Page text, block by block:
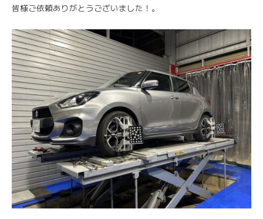
皆様ご依頼ありがとうございました！。